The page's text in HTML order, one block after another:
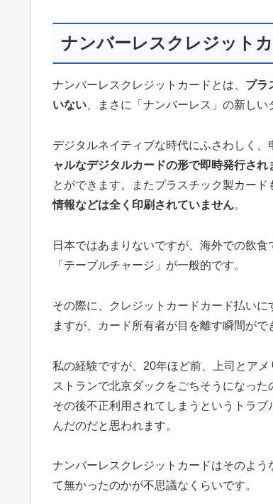
ナンバーレスクレジット
ナンバーレスクレジットカードとは、 プラ
いない 、まさに「ナンバーレス」の新し
デジタルネイティブな時代にふさわしく、
ャルなデジタルカードの形で即時発行され
とができます。またプラスチック製カー
情報などは全く印刷されていません。
日本ではあまりないですが、海外での飲
「テーブルチャージ」が一般的です。
その際に、クレジットカードカード払い
ますが、カード所有者が目を離す瞬間がで
私の経験ですが、20年ほど前、上司とア
ストランで北京ダックをごちそうになっ
その後不正利用されてしまうというトラ
んだのだと思われます。
ナンバーレスクレジットカードはそのよう
て無かったのかが不思議なくらいです。